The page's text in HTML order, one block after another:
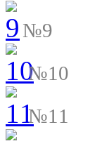
№9
№10
№11